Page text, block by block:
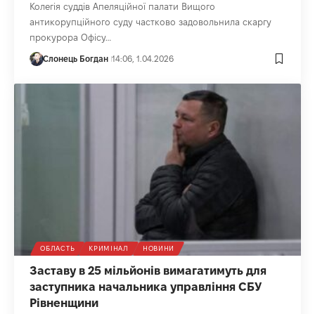
Колегія суддів Апеляційної палати Вищого
антикорупційного суду частково задовольнила скаргу
прокурора Офісу…
Слонець Богдан 14:06, 1.04.2026
ОБЛАСТЬ КРИМІНАЛ НОВИНИ
Заставу в 25 мільйонів вимагатимуть для
заступника начальника управління СБУ
Рівненщини